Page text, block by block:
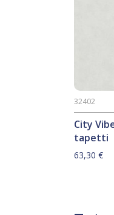
City
tapetti
32402
63,30 €